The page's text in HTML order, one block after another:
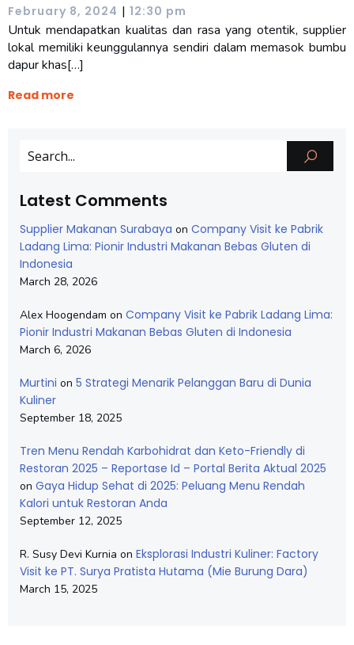
February 8, 2024 | 12:30 pm
Untuk mendapatkan kualitas dan rasa yang otentik, supplier
lokal memiliki keunggulannya sendiri dalam memasok bumbu
dapur khas[…]
Read more
Latest Comments
Supplier Makanan Surabaya on Company Visit ke Pabrik
Ladang Lima: Pionir Industri Makanan Bebas Gluten di
Indonesia
March 28, 2026
Alex Hoogendam on Company Visit ke Pabrik Ladang Lima:
Pionir Industri Makanan Bebas Gluten di Indonesia
March 6, 2026
Murtini on 5 Strategi Menarik Pelanggan Baru di Dunia
Kuliner
September 18, 2025
Tren Menu Rendah Karbohidrat dan Keto-Friendly di
Restoran 2025 – Reportase Id – Portal Berita Aktual 2025
on Gaya Hidup Sehat di 2025: Peluang Menu Rendah
Kalori untuk Restoran Anda
September 12, 2025
R. Susy Devi Kurnia on Eksplorasi Industri Kuliner: Factory
Visit ke PT. Surya Pratista Hutama (Mie Burung Dara)
March 15, 2025